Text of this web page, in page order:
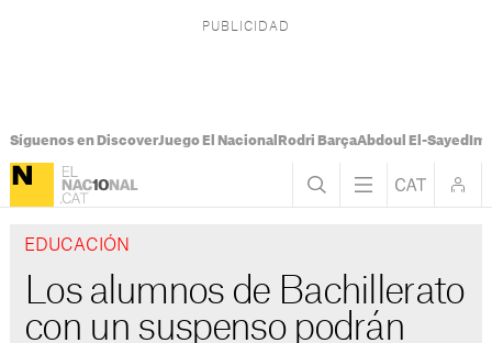
Síguenos en DiscoverJuego El Nacional Rodri BarçaAbdoul El-Sayed
EDUCACIÓN
Los alumnos de Bachillerato
con un suspenso podrán